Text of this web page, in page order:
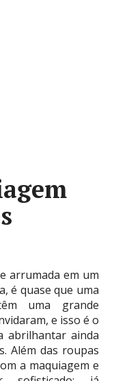
arrumada em um
é quase que uma
uma grande
e isso é o
abrilhantar ainda
Além das roupas
a maquiagem e